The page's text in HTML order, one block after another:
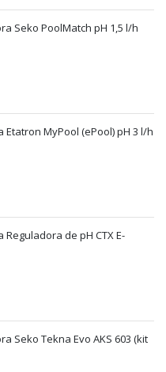
Seko PoolMatch pH 1,5 l/h
MyPool (ePool) pH 3 l/h
de pH CTX E-
Seko Tekna Evo AKS 603 (kit